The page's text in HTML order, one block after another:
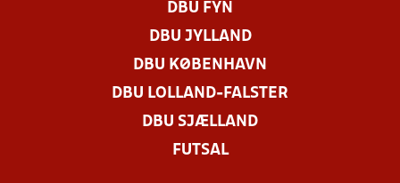
DBU FYN
DBU JYLLAND
DBU KØBENHAVN
DBU LOLLAND-FALSTER
DBU SJÆLLAND
FUTSAL